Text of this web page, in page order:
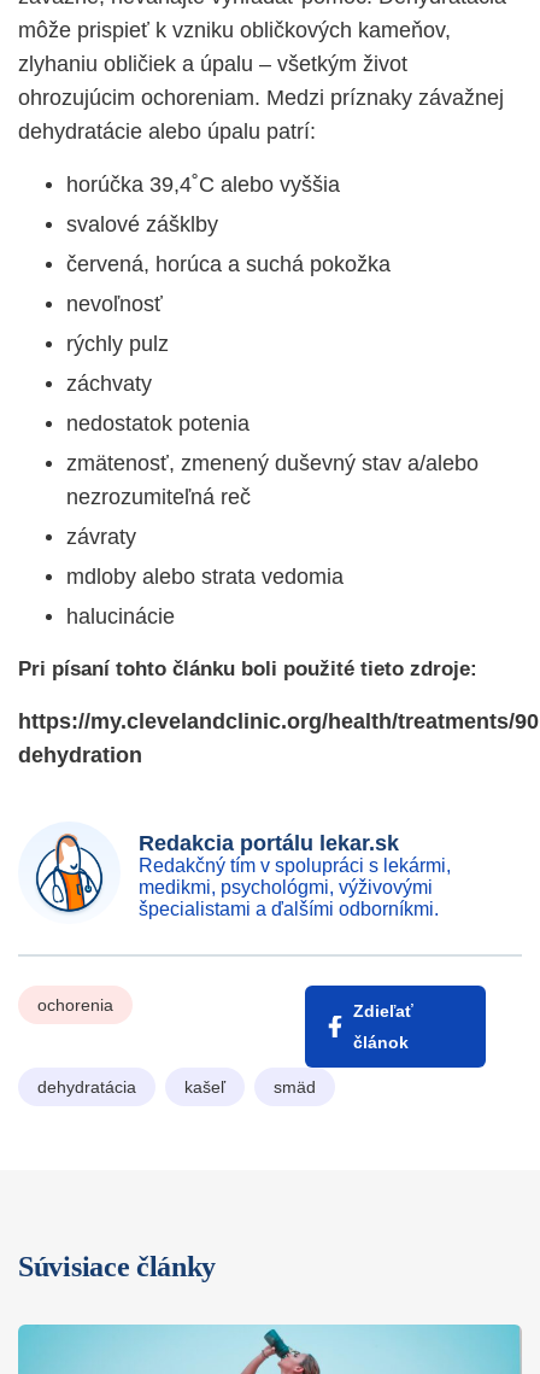
môže prispieť k vzniku obličkových kameňov,
zlyhaniu obličiek a úpalu – všetkým život
ohrozujúcim ochoreniam. Medzi príznaky závažnej
dehydratácie alebo úpalu patrí:
horúčka 39,4˚C alebo vyššia
svalové zášklby
červená, horúca a suchá pokožka
nevoľnosť
rýchly pulz
záchvaty
nedostatok potenia
zmätenosť, zmenený duševný stav a/alebo
nezrozumiteľná reč
závraty
mdloby alebo strata vedomia
halucinácie
Pri písaní tohto článku boli použité tieto zdroje:
https://my.clevelandclinic.org/health/treatments/
dehydration
Redakcia portálu lekar.sk
Redakčný tím v spolupráci s lekármi,
medikmi, psychológmi, výživovými
špecialistami a ďalšími odborníkmi.
ochorenia
Zdieľať
článok
dehydratácia kašeľ smäd
Súvisiace články